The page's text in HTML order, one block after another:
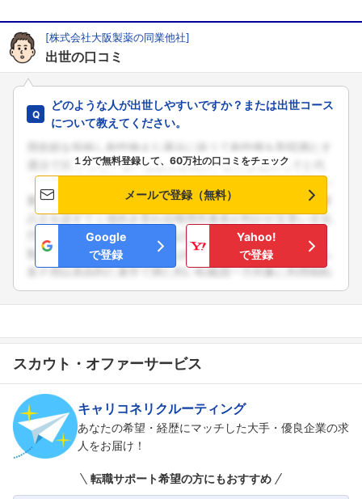
[株式会社大阪製薬の同業他社]
出世の口コミ
どのような人が出世しやすいですか？または出世コース
について教えてください。
１分で無料登録して、60万社の口コミをチェック
メールで登録（無料）
Google
で登録
Yahoo!
で登録
スカウト・オファーサービス
キャリコネリクルーティング
あなたの希望・経歴にマッチした大手・優良企業の求
人をお届け！
転職サポート希望の方にもおすすめ